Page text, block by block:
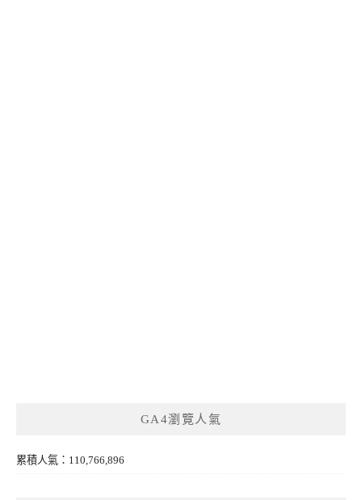
GA4瀏覽人氣
累積人氣：110,766,896